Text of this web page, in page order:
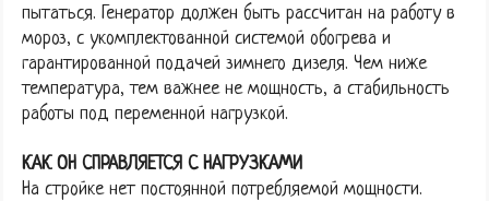
пытаться. Генератор должен быть рассчитан на работу в
мороз, с укомплектованной системой обогрева и
гарантированной подачей зимнего дизеля. Чем ниже
температура, тем важнее не мощность, а стабильность
работы под переменной нагрузкой.
КАК ОН СПРАВЛЯЕТСЯ С НАГРУЗКАМИ
На стройке нет постоянной потребляемой мощности.